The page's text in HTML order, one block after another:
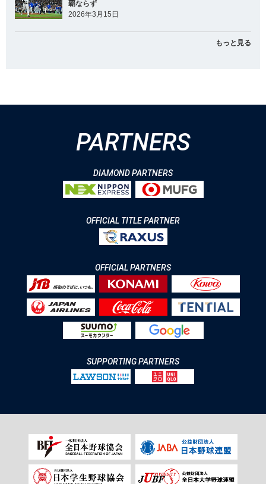
覇ならず
2026年3月15日
もっと見る
PARTNERS
DIAMOND PARTNERS
OFFICIAL TITLE PARTNER
OFFICIAL PARTNERS
SUPPORTING PARTNERS